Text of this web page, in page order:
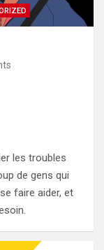
les troubles
de gens qui
faire aider, et